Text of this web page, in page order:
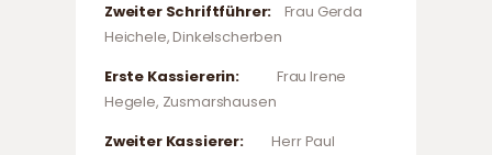
Zweiter Schriftführer: Frau Gerda
Heichele, Dinkelscherben
Erste Kassiererin:Frau Irene
Hegele, Zusmarshausen
Zweiter Kassierer:Herr Paul